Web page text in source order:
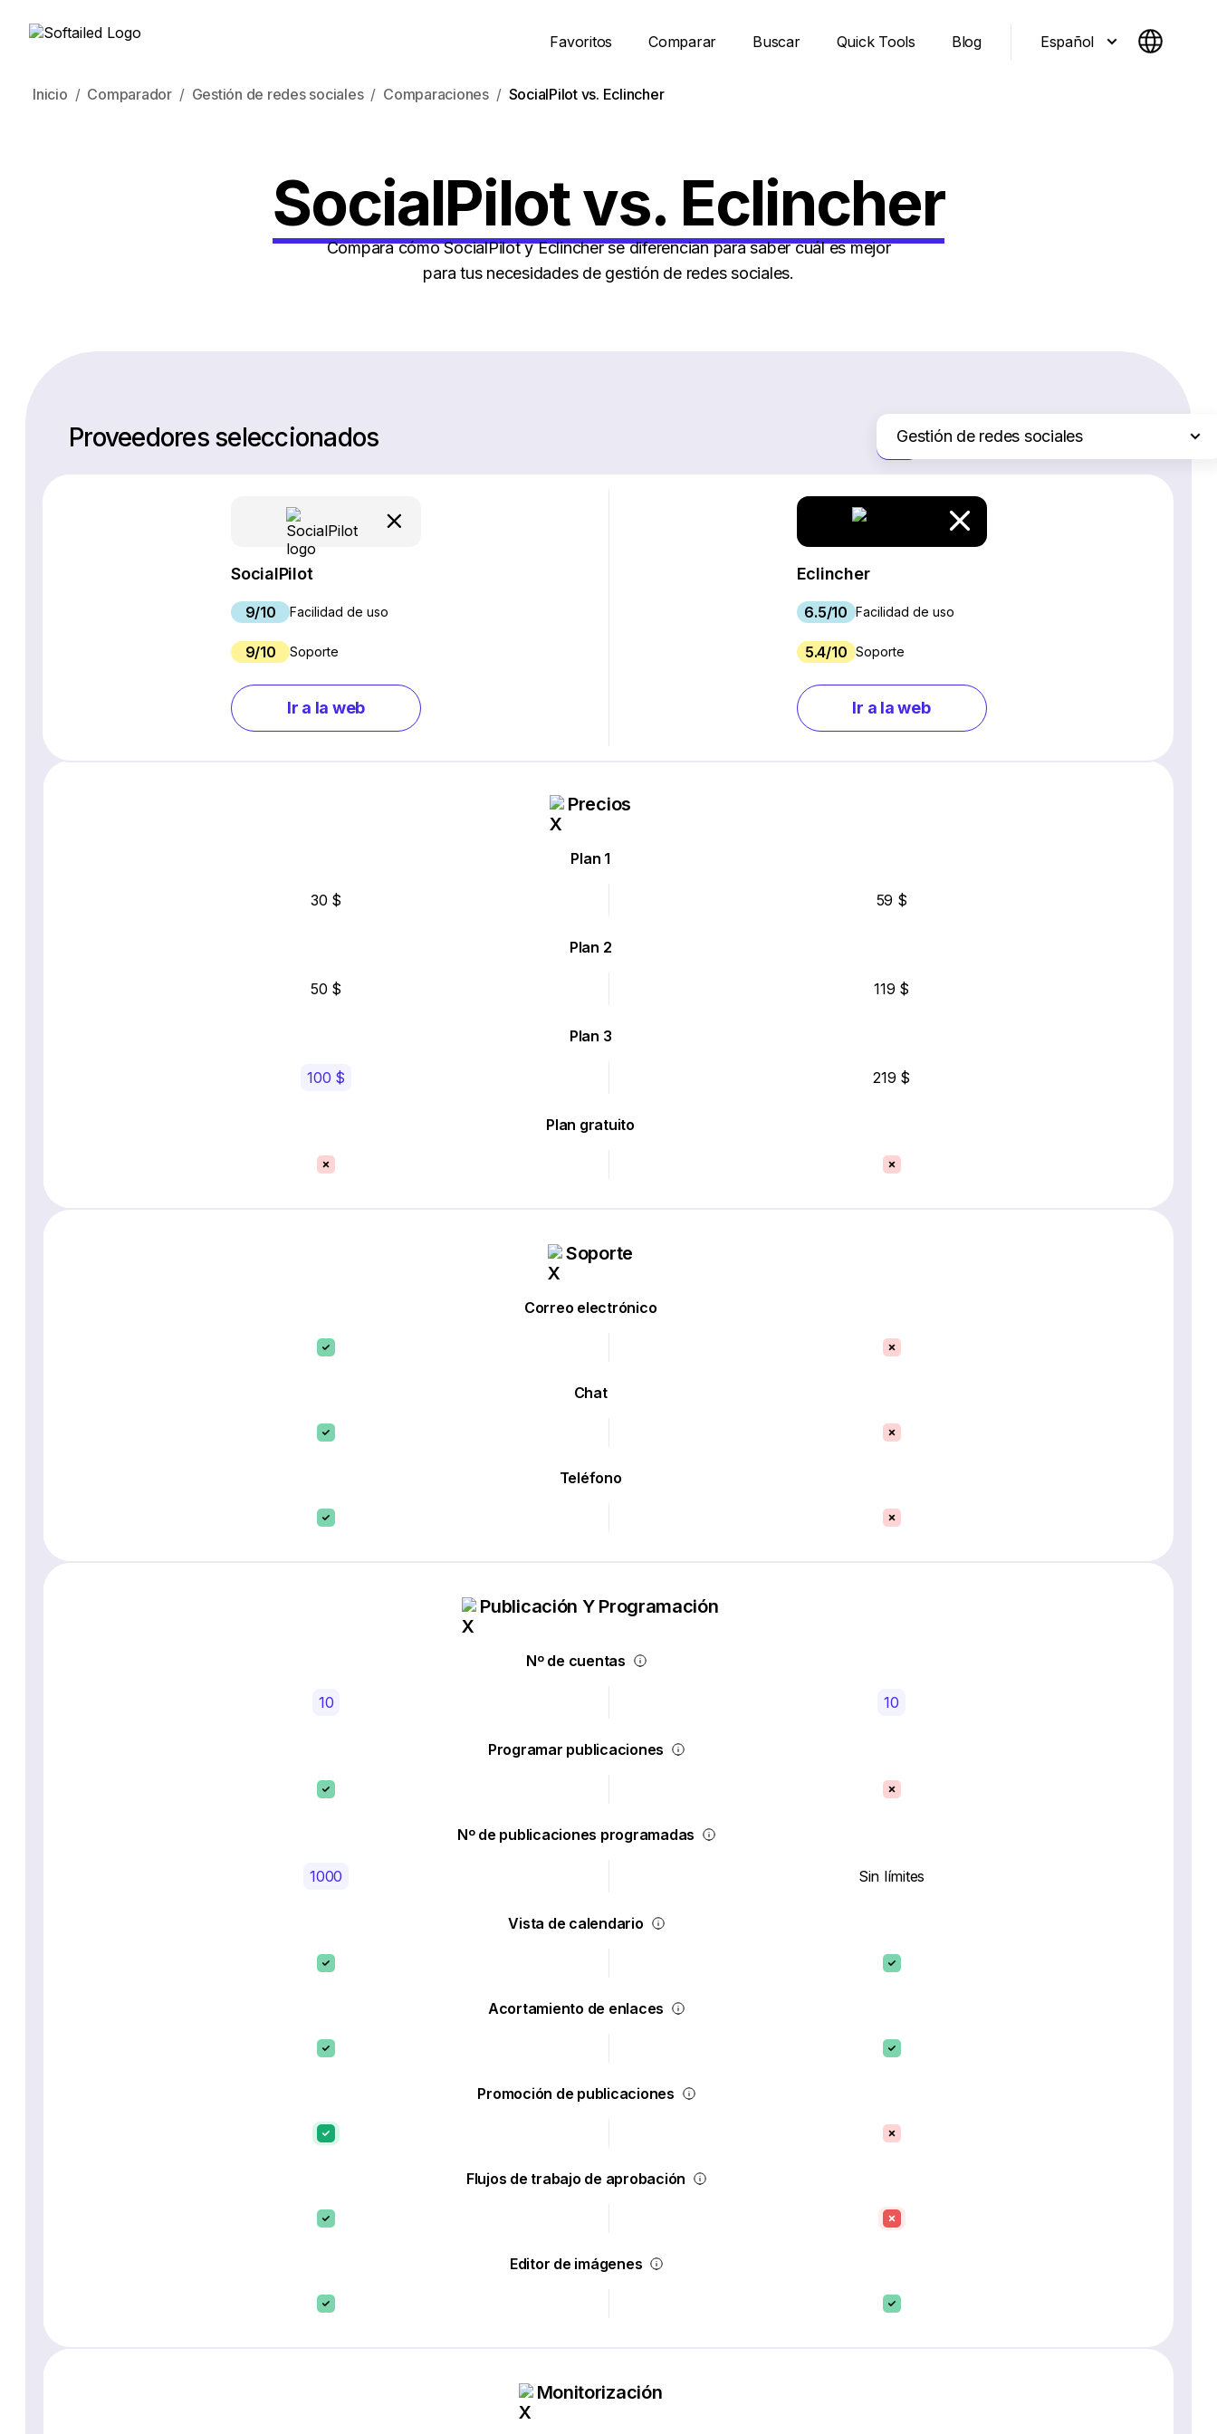
Favoritos Comparar Buscar Quick Tools Blog Español
Inicio Comparador Gestión de redes sociales Comparaciones SocialPilot vs. Eclincher
SocialPilot vs. Eclincher
Compara cómo SocialPilot y Eclincher se diferencian para saber cuál es mejor
para tus necesidades de gestión de redes sociales.
Proveedores seleccionados Gestión de redes sociales
Servicios de hosting web
Software de gestión de proyectos
Software SEO
Marketing por correo electrónico
Solo las diferencias
SocialPilot
9/10 Facilidad de uso
9/10 Soporte
Ir a la web
Eclincher
6.5/10 Facilidad de uso
5.4/10 Soporte
Ir a la web
Precios
Plan 1
30 $ 59 $
Plan 2
50 $ 119 $
Plan 3
100 $ 219 $
Plan gratuito
Soporte
Correo electrónico
Chat
Teléfono
Publicación Y Programación
Nº de cuentas
10 10
Programar publicaciones
Nº de publicaciones programadas
1000 Sin límites
Vista de calendario
Acortamiento de enlaces
Promoción de publicaciones
Flujos de trabajo de aprobación
Editor de imágenes
Monitorización